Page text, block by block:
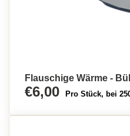
Flauschige Wärme -
€6,00 Pro Stück, bei